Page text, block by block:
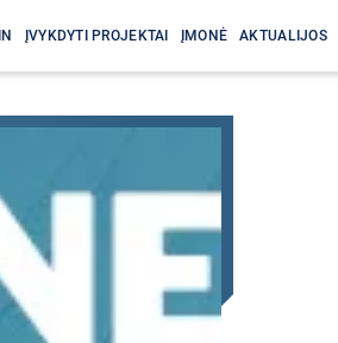
ĮVYKDYTI PROJEKTAI ĮMONĖ AKTUALIJOS